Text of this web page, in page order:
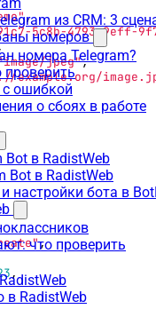
из CRM: 3
номеров
номера Telegram?
проверить
с ошибкой
о сбоях в работе
в RadistWeb
Bot в RadistWeb
настройки бота в
что проверить
в RadistWeb
,
5c8b-4793-9eff-
jpeg",
example.org/
,
,